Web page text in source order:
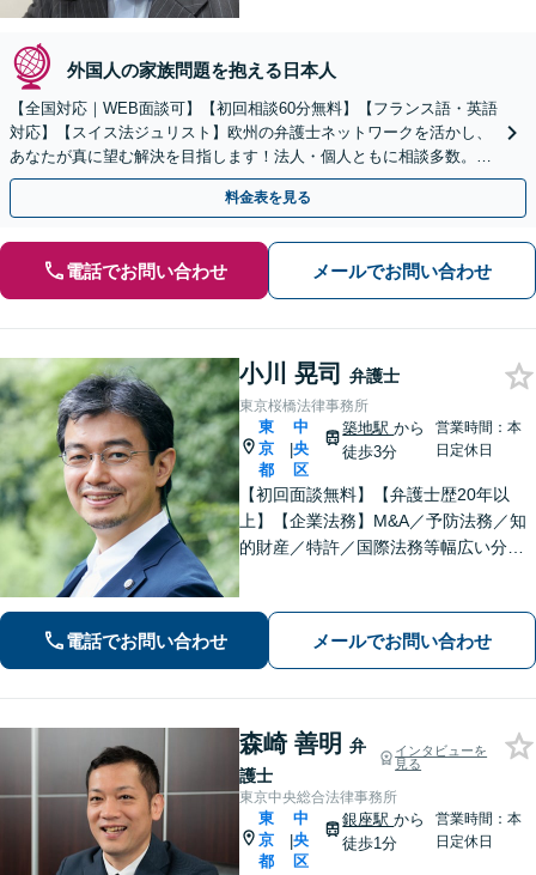
外国人の家族問題を抱える日本人
【全国対応｜WEB面談可】【初回相談60分無料】【フランス語・英語
対応】【スイス法ジュリスト】欧州の弁護士ネットワークを活かし、
あなたが真に望む解決を目指します！法人・個人ともに相談多数。細
やかな連絡と粘り強い交渉を徹底【休日・夜間相談可】
料金表を見る
電話でお問い合わせ メールでお問い合わせ
小川 晃司 弁護士
東京桜橋法律事務所
東
京
都
|
中
央
区
築地駅から
徒歩3分
営業時間：本
日定休日
【初回面談無料】【弁護士歴20年以
上】【企業法務】M&A／予防法務／知
的財産／特許／国際法務等幅広い分野
回収・労働問題・相続にも注力【休日
相談可】【完全個室】【築地駅3分】
電話でお問い合わせ メールでお問い合わせ
森崎 善明 弁
護士
インタビューを
見る
東京中央総合法律事務所
東
京
都
|
中
央
区
銀座駅から
徒歩1分
営業時間：本
日定休日